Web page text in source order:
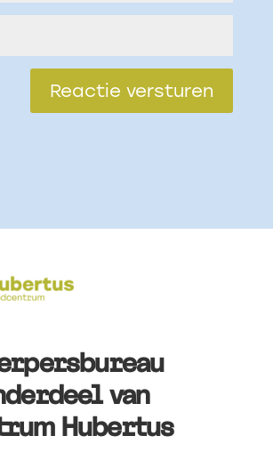
Reactie versturen
van
Hubertus